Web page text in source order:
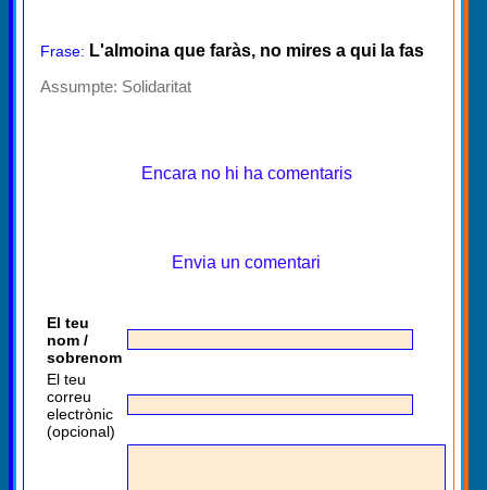
Frase: L'almoina que faràs, no mires a qui la fas
Assumpte: Solidaritat
Encara no hi ha comentaris
Envia un comentari
El teu
nom /
sobrenom
El teu
correu
electrònic
(opcional)